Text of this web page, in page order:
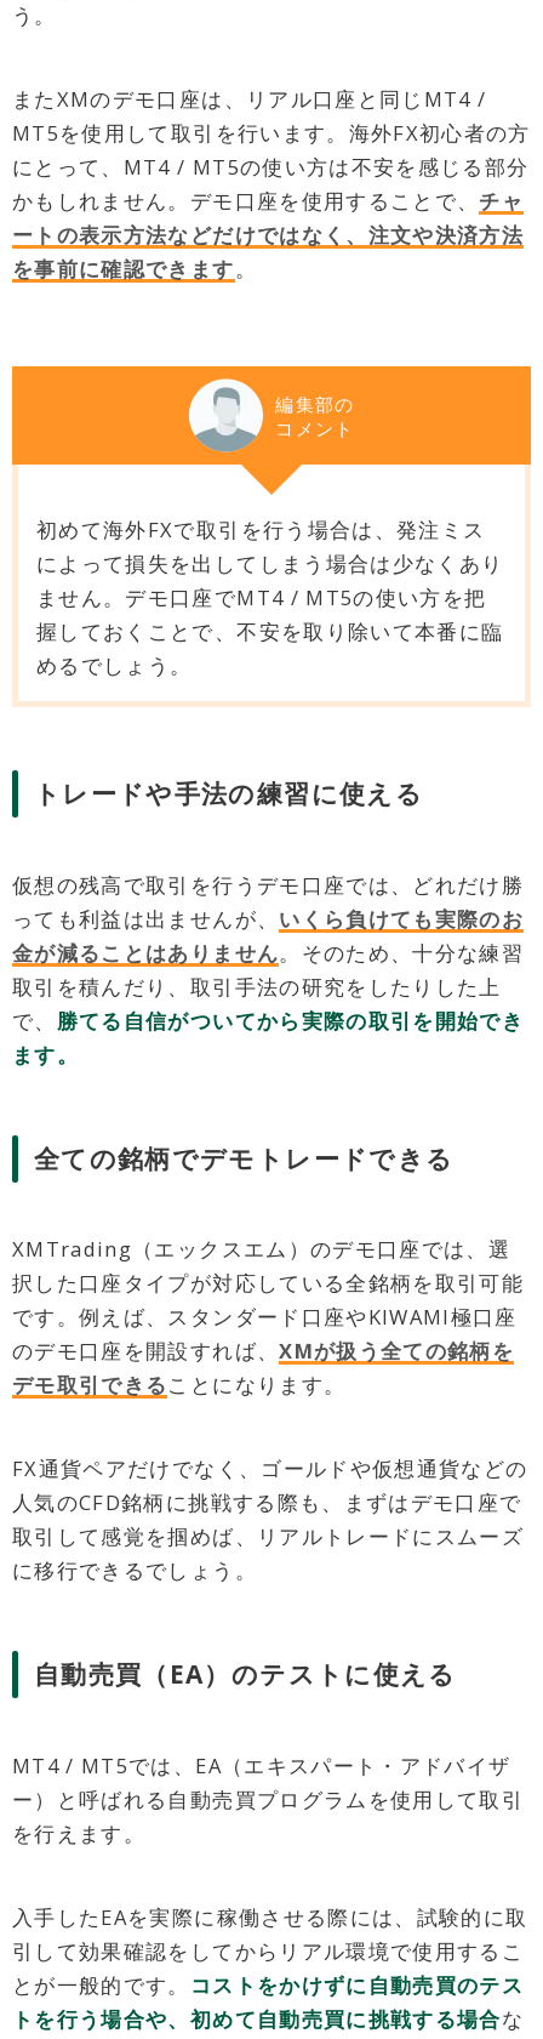
う。
またXMのデモ口座は、リアル口座と同じMT4 /
MT5を使用して取引を行います。海外FX初心者の方
にとって、MT4 / MT5の使い方は不安を感じる部分
かもしれません。デモ口座を使用することで、 チャ
ートの表示方法などだけではなく、注文や決済方法
を事前に確認できます。
編集部の
コメント
初めて海外FXで取引を行う場合は、発注ミス
によって損失を出してしまう場合は少なくあり
ません。デモ口座でMT4 / MT5の使い方を把
握しておくことで、不安を取り除いて本番に臨
めるでしょう。
トレードや手法の練習に使える
仮想の残高で取引を行うデモ口座では、どれだけ勝
っても利益は出ませんが、 いくら負けても実際のお
金が減ることはありません。そのため、十分な練習
取引を積んだり、取引手法の研究をしたりした上
で、 勝てる自信がついてから実際の取引を開始でき
ます。
全ての銘柄でデモトレードできる
XMTrading（エックスエム）のデモ口座では、選
択した口座タイプが対応している全銘柄を取引可能
です。例えば、スタンダード口座やKIWAMI極口座
のデモ口座を開設すれば、XMが扱う全ての銘柄を
デモ取引できることになります。
FX通貨ペアだけでなく、ゴールドや仮想通貨などの
人気のCFD銘柄に挑戦する際も、まずはデモ口座で
取引して感覚を掴めば、リアルトレードにスムーズ
に移行できるでしょう。
自動売買（EA）のテストに使える
MT4 / MT5では、EA（エキスパート・アドバイザ
ー）と呼ばれる自動売買プログラムを使用して取引
を行えます。
入手したEAを実際に稼働させる際には、試験的に取
引して効果確認をしてからリアル環境で使用するこ
とが一般的です。 コストをかけずに自動売買のテス
トを行う場合や、初めて自動売買に挑戦する場合な